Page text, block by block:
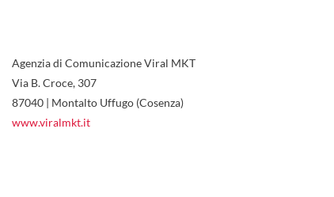
Agenzia di Comunicazione Viral MKT
Via B. Croce, 307
87040 | Montalto Uffugo (Cosenza)
www.viralmkt.it